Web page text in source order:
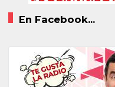
En Facebook...